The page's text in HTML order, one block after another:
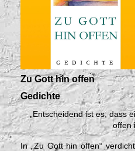
Zu Gott hin offen
Gedichte
„Entscheidend ist es, dass
offen
In „Zu Gott hin offen“